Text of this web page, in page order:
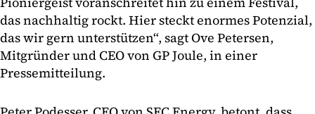
das nachhaltig rockt. Hier steckt enormes Potenzial,
das wir gern unterstützen“, sagt Ove Petersen,
Mitgründer und CEO von GP Joule, in einer
Pressemitteilung.